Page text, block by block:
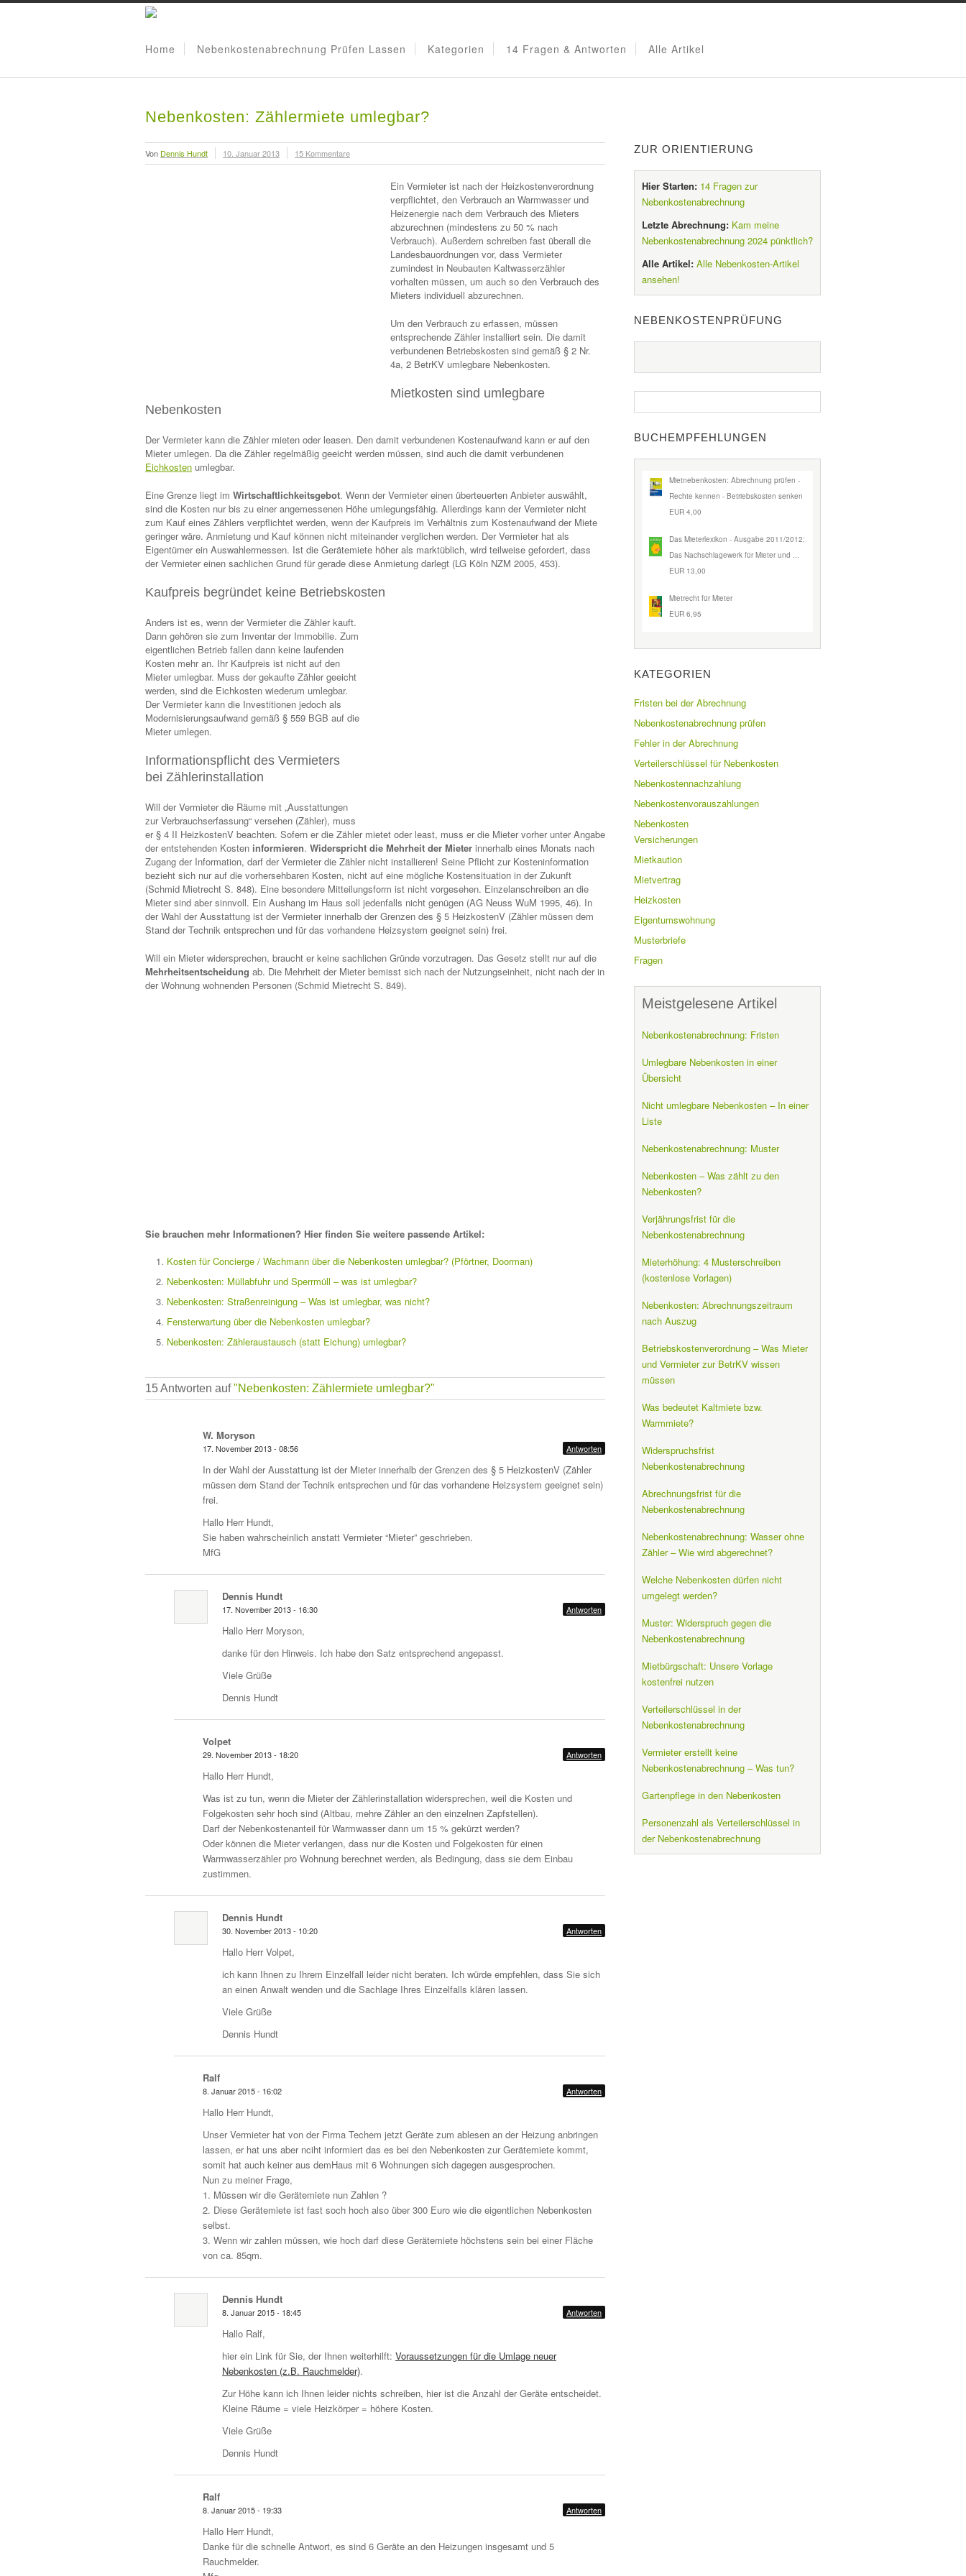
Home Nebenkostenabrechnung Prüfen Lassen Kategorien 14 Fragen & Antworten Alle Artikel
Nebenkosten: Zählermiete umlegbar?
Von Dennis Hundt 10. Januar 2013 15 Kommentare
Ein Vermieter ist nach der Heizkostenverordnung
verpflichtet, den Verbrauch an Warmwasser und
Heizenergie nach dem Verbrauch des Mieters
abzurechnen (mindestens zu 50 % nach
Verbrauch). Außerdem schreiben fast überall die
Landesbauordnungen vor, dass Vermieter
zumindest in Neubauten Kaltwasserzähler
vorhalten müssen, um auch so den Verbrauch des
Mieters individuell abzurechnen.
Um den Verbrauch zu erfassen, müssen
entsprechende Zähler installiert sein. Die damit
verbundenen Betriebskosten sind gemäß § 2 Nr.
4a, 2 BetrKV umlegbare Nebenkosten.
Mietkosten sind umlegbare
Nebenkosten
Der Vermieter kann die Zähler mieten oder leasen. Den damit verbundenen Kostenaufwand kann er auf den
Mieter umlegen. Da die Zähler regelmäßig geeicht werden müssen, sind auch die damit verbundenen
Eichkosten umlegbar.
Eine Grenze liegt im Wirtschaftlichkeitsgebot. Wenn der Vermieter einen überteuerten Anbieter auswählt,
sind die Kosten nur bis zu einer angemessenen Höhe umlegungsfähig. Allerdings kann der Vermieter nicht
zum Kauf eines Zählers verpflichtet werden, wenn der Kaufpreis im Verhältnis zum Kostenaufwand der Miete
geringer wäre. Anmietung und Kauf können nicht miteinander verglichen werden. Der Vermieter hat als
Eigentümer ein Auswahlermessen. Ist die Gerätemiete höher als marktüblich, wird teilweise gefordert, dass
der Vermieter einen sachlichen Grund für gerade diese Anmietung darlegt (LG Köln NZM 2005, 453).
Kaufpreis begründet keine Betriebskosten
Anders ist es, wenn der Vermieter die Zähler kauft.
Dann gehören sie zum Inventar der Immobilie. Zum
eigentlichen Betrieb fallen dann keine laufenden
Kosten mehr an. Ihr Kaufpreis ist nicht auf den
Mieter umlegbar. Muss der gekaufte Zähler geeicht
werden, sind die Eichkosten wiederum umlegbar.
Der Vermieter kann die Investitionen jedoch als
Modernisierungsaufwand gemäß § 559 BGB auf die
Mieter umlegen.
Informationspflicht des Vermieters
bei Zählerinstallation
Will der Vermieter die Räume mit „Ausstattungen
zur Verbrauchserfassung“ versehen (Zähler), muss
er § 4 II HeizkostenV beachten. Sofern er die Zähler mietet oder least, muss er die Mieter vorher unter Angabe
der entstehenden Kosten informieren. Widerspricht die Mehrheit der Mieter innerhalb eines Monats nach
Zugang der Information, darf der Vermieter die Zähler nicht installieren! Seine Pflicht zur Kosteninformation
bezieht sich nur auf die vorhersehbaren Kosten, nicht auf eine mögliche Kostensituation in der Zukunft
(Schmid Mietrecht S. 848). Eine besondere Mitteilungsform ist nicht vorgesehen. Einzelanschreiben an die
Mieter sind aber sinnvoll. Ein Aushang im Haus soll jedenfalls nicht genügen (AG Neuss WuM 1995, 46). In
der Wahl der Ausstattung ist der Vermieter innerhalb der Grenzen des § 5 HeizkostenV (Zähler müssen dem
Stand der Technik entsprechen und für das vorhandene Heizsystem geeignet sein) frei.
Will ein Mieter widersprechen, braucht er keine sachlichen Gründe vorzutragen. Das Gesetz stellt nur auf die
Mehrheitsentscheidung ab. Die Mehrheit der Mieter bemisst sich nach der Nutzungseinheit, nicht nach der in
der Wohnung wohnenden Personen (Schmid Mietrecht S. 849).
Sie brauchen mehr Informationen? Hier finden Sie weitere passende Artikel:
Kosten für Concierge / Wachmann über die Nebenkosten umlegbar? (Pförtner, Doorman)
Nebenkosten: Müllabfuhr und Sperrmüll – was ist umlegbar?
Nebenkosten: Straßenreinigung – Was ist umlegbar, was nicht?
Fensterwartung über die Nebenkosten umlegbar?
Nebenkosten: Zähleraustausch (statt Eichung) umlegbar?
15 Antworten auf"Nebenkosten: Zählermiete umlegbar?"
W. Moryson
17. November 2013 - 08:56 Antworten
In der Wahl der Ausstattung ist der Mieter innerhalb der Grenzen des § 5 HeizkostenV (Zähler
müssen dem Stand der Technik entsprechen und für das vorhandene Heizsystem geeignet sein)
frei.
Hallo Herr Hundt,
Sie haben wahrscheinlich anstatt Vermieter “Mieter” geschrieben.
MfG
Dennis Hundt
17. November 2013 - 16:30 Antworten
Hallo Herr Moryson,
danke für den Hinweis. Ich habe den Satz entsprechend angepasst.
Viele Grüße
Dennis Hundt
Volpet
29. November 2013 - 18:20 Antworten
Hallo Herr Hundt,
Was ist zu tun, wenn die Mieter der Zählerinstallation widersprechen, weil die Kosten und
Folgekosten sehr hoch sind (Altbau, mehre Zähler an den einzelnen Zapfstellen).
Darf der Nebenkostenanteil für Warmwasser dann um 15 % gekürzt werden?
Oder können die Mieter verlangen, dass nur die Kosten und Folgekosten für einen
Warmwasserzähler pro Wohnung berechnet werden, als Bedingung, dass sie dem Einbau
zustimmen.
Dennis Hundt
30. November 2013 - 10:20 Antworten
Hallo Herr Volpet,
ich kann Ihnen zu Ihrem Einzelfall leider nicht beraten. Ich würde empfehlen, dass Sie sich
an einen Anwalt wenden und die Sachlage Ihres Einzelfalls klären lassen.
Viele Grüße
Dennis Hundt
Ralf
8. Januar 2015 - 16:02 Antworten
Hallo Herr Hundt,
Unser Vermieter hat von der Firma Techem jetzt Geräte zum ablesen an der Heizung anbringen
lassen, er hat uns aber nciht informiert das es bei den Nebenkosten zur Gerätemiete kommt,
somit hat auch keiner aus demHaus mit 6 Wohnungen sich dagegen ausgesprochen.
Nun zu meiner Frage,
1. Müssen wir die Gerätemiete nun Zahlen ?
2. Diese Gerätemiete ist fast soch hoch also über 300 Euro wie die eigentlichen Nebenkosten
selbst.
3. Wenn wir zahlen müssen, wie hoch darf diese Gerätemiete höchstens sein bei einer Fläche
von ca. 85qm.
Dennis Hundt
8. Januar 2015 - 18:45 Antworten
Hallo Ralf,
hier ein Link für Sie, der Ihnen weiterhilft: Voraussetzungen für die Umlage neuer
Nebenkosten (z.B. Rauchmelder).
Zur Höhe kann ich Ihnen leider nichts schreiben, hier ist die Anzahl der Geräte entscheidet.
Kleine Räume = viele Heizkörper = höhere Kosten.
Viele Grüße
Dennis Hundt
Ralf
8. Januar 2015 - 19:33 Antworten
Hallo Herr Hundt,
Danke für die schnelle Antwort, es sind 6 Geräte an den Heizungen insgesamt und 5
Rauchmelder.
ZUR ORIENTIERUNG
Hier Starten: 14 Fragen zur
Nebenkostenabrechnung
Letzte Abrechnung: Kam meine
Nebenkostenabrechnung 2024 pünktlich?
Alle Artikel: Alle Nebenkosten-Artikel
ansehen!
NEBENKOSTENPRÜFUNG
BUCHEMPFEHLUNGEN
Mietnebenkosten: Abrechnung prüfen -
Rechte kennen - Betriebskosten senken
EUR 4,00
Das Mieterlexikon - Ausgabe 2011/2012:
Das Nachschlagewerk für Mieter und ...
EUR 13,00
Mietrecht für Mieter
EUR 6,95
KATEGORIEN
Fristen bei der Abrechnung
Nebenkostenabrechnung prüfen
Fehler in der Abrechnung
Verteilerschlüssel für Nebenkosten
Nebenkostennachzahlung
Nebenkostenvorauszahlungen
Nebenkosten
Versicherungen
Mietkaution
Mietvertrag
Heizkosten
Eigentumswohnung
Musterbriefe
Fragen
Meistgelesene Artikel
Nebenkostenabrechnung: Fristen
Umlegbare Nebenkosten in einer
Übersicht
Nicht umlegbare Nebenkosten – In einer
Liste
Nebenkostenabrechnung: Muster
Nebenkosten – Was zählt zu den
Nebenkosten?
Verjährungsfrist für die
Nebenkostenabrechnung
Mieterhöhung: 4 Musterschreiben
(kostenlose Vorlagen)
Nebenkosten: Abrechnungszeitraum
nach Auszug
Betriebskostenverordnung – Was Mieter
und Vermieter zur BetrKV wissen
müssen
Was bedeutet Kaltmiete bzw.
Warmmiete?
Widerspruchsfrist
Nebenkostenabrechnung
Abrechnungsfrist für die
Nebenkostenabrechnung
Nebenkostenabrechnung: Wasser ohne
Zähler – Wie wird abgerechnet?
Welche Nebenkosten dürfen nicht
umgelegt werden?
Muster: Widerspruch gegen die
Nebenkostenabrechnung
Mietbürgschaft: Unsere Vorlage
kostenfrei nutzen
Verteilerschlüssel in der
Nebenkostenabrechnung
Vermieter erstellt keine
Nebenkostenabrechnung – Was tun?
Gartenpflege in den Nebenkosten
Personenzahl als Verteilerschlüssel in
der Nebenkostenabrechnung